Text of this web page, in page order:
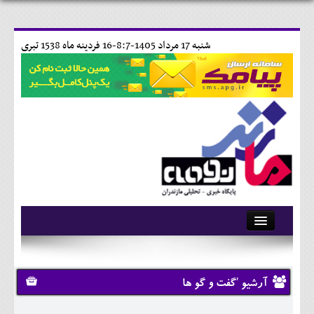
16 فردينه ماه 1538 تبری شنبه 17 مرداد 1405-8:7-
آرشیو
تماس با ما
وبلاگ
آرشیو 'گفت و گو ها